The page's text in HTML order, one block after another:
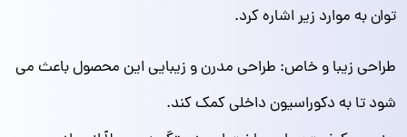
توان به موارد زیر اشاره کرد.
طراحی زیبا و خاص: طراحی مدرن و زیبایی این محصول باعث می
شود تا به دکوراسیون داخلی کمک کند.